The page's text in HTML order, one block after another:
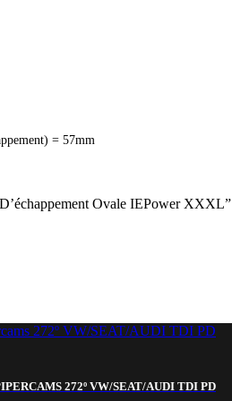
= 57mm
Ovale IEPower XXXL”
272º VW/SEAT/AUDI TDI PD